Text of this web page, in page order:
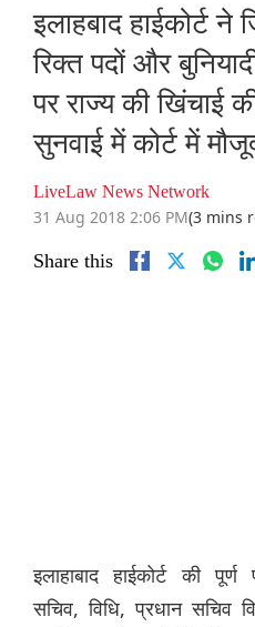
इलाहबाद हाईकोर्ट ने
रिक्त पदों और
पर राज्य की खिंचाई
सुनवाई में कोर्ट में
LiveLaw News Network
31 Aug 2018 2:06 PM(3 mins
Share this
इलाहाबाद हाईकोर्ट की
सचिव, विधि, प्रधान सचिव